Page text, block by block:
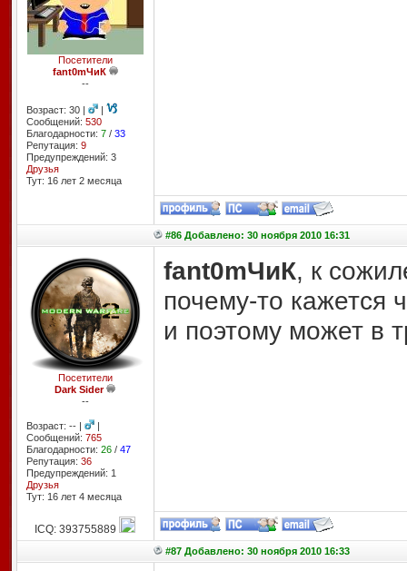
Посетители
fant0mЧиК
--
Возраст: 30 |
|
Сообщений: 530
Благодарности: 7/ 33
Репутация: 9
Предупреждений: 3
Друзья
Тут: 16 лет 2 месяцa
#86 Добавлено: 30 ноября 2010 16:31
Посетители
Dark Sider
--
Возраст: -- |
|
Сообщений: 765
Благодарности: 26/ 47
Репутация: 36
Предупреждений: 1
Друзья
Тут: 16 лет 4 месяцa
fant0mЧиК, к
почему-то кажется
и поэтому может в
ICQ: 393755889
#87 Добавлено: 30 ноября 2010 16:33